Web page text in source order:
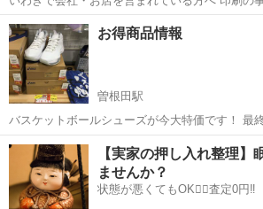
【BUSINESS名刺印刷所】にお任せください！
業の代表者様 大歓迎！ 名刺・ショップカード・ポイントカー
ド、、、 印...
福島 いわき市 その他
お得商品情報
曽根田駅
バスケットボールシューズが今大特価です！ 最
セール開催中です。 在庫限りのため、お早めに
福島 福島市 曽根田駅 その他
【実家の押し入れ整理】
ませんか？
状態が悪くてもOK🙆‍♀️査定0円‼️